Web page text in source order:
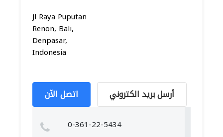
Jl Raya Puputan
Renon, Bali,
Denpasar,
Indonesia
اتصل الآن أرسل بريد الكتروني
0-361-22-5434